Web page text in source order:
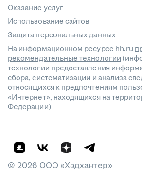
Оказание услуг
Использование сайтов
Защита персональных данных
На информационном ресурсе hh.ru
рекомендательные технологии
технологии предоставления
сбора, систематизации и анализа
относящихся к предпочтениям
«Интернет», находящихся на
Федерации)
© 2026 ООО «Хэдхантер»